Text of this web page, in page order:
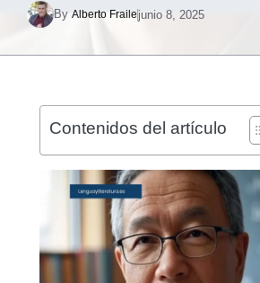
By Alberto Frailejunio 8, 2025
Contenidos del artículo